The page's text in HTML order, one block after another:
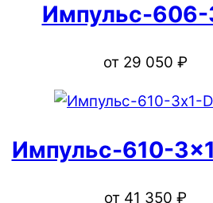
Импульс-606-
от 29 050 ₽
Импульс-610-
от 41 350 ₽